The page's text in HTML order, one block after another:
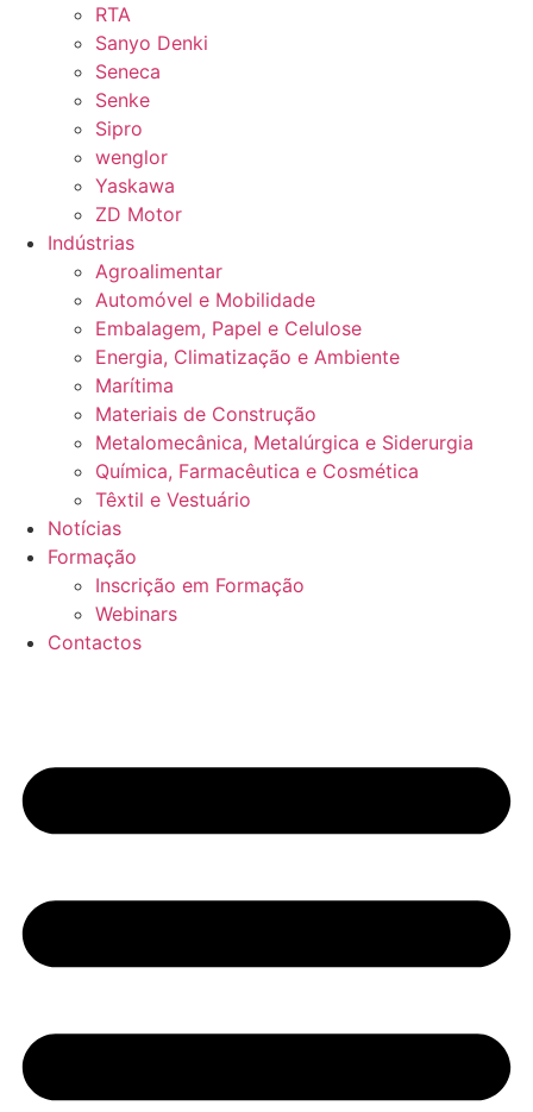
RTA
Sanyo Denki
Seneca
Senke
Sipro
wenglor
Yaskawa
ZD Motor
Indústrias
Agroalimentar
Automóvel e Mobilidade
Embalagem, Papel e Celulose
Energia, Climatização e Ambiente
Marítima
Materiais de Construção
Metalomecânica, Metalúrgica e Siderurgia
Química, Farmacêutica e Cosmética
Têxtil e Vestuário
Notícias
Formação
Inscrição em Formação
Webinars
Contactos